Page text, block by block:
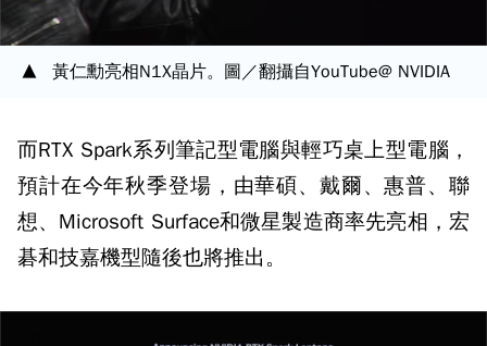
黃仁勳亮相N1X晶片。圖／翻攝自YouTube@ NVIDIA
而RTX Spark系列筆記型電腦與輕巧桌上型電腦，
預計在今年秋季登場，由華碩、戴爾、惠普、聯
想、Microsoft Surface和微星製造商率先亮相，宏
碁和技嘉機型隨後也將推出。